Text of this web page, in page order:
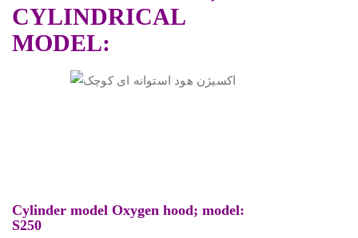
CYLINDRICAL
MODEL:
Cylinder model Oxygen hood; model:
S250